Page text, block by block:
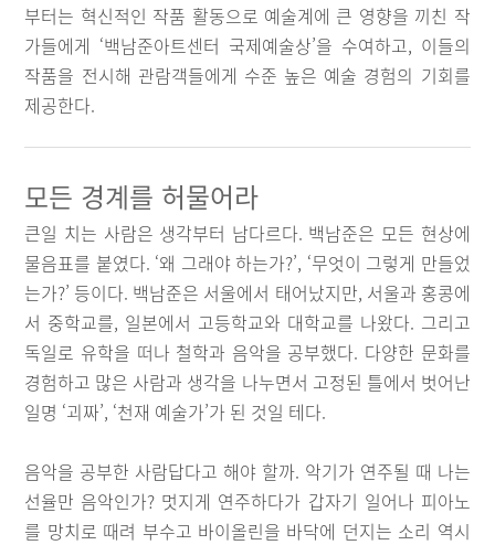
부터는 혁신적인 작품 활동으로 예술계에 큰 영향을 끼친 작
가들에게 ‘백남준아트센터 국제예술상’을 수여하고, 이들의
작품을 전시해 관람객들에게 수준 높은 예술 경험의 기회를
제공한다.
모든 경계를 허물어라
큰일 치는 사람은 생각부터 남다르다. 백남준은 모든 현상에
물음표를 붙였다. ‘왜 그래야 하는가?’, ‘무엇이 그렇게 만들었
는가?’ 등이다. 백남준은 서울에서 태어났지만, 서울과 홍콩에
서 중학교를, 일본에서 고등학교와 대학교를 나왔다. 그리고
독일로 유학을 떠나 철학과 음악을 공부했다. 다양한 문화를
경험하고 많은 사람과 생각을 나누면서 고정된 틀에서 벗어난
일명 ‘괴짜’, ‘천재 예술가’가 된 것일 테다.
음악을 공부한 사람답다고 해야 할까. 악기가 연주될 때 나는
선율만 음악인가? 멋지게 연주하다가 갑자기 일어나 피아노
를 망치로 때려 부수고 바이올린을 바닥에 던지는 소리 역시